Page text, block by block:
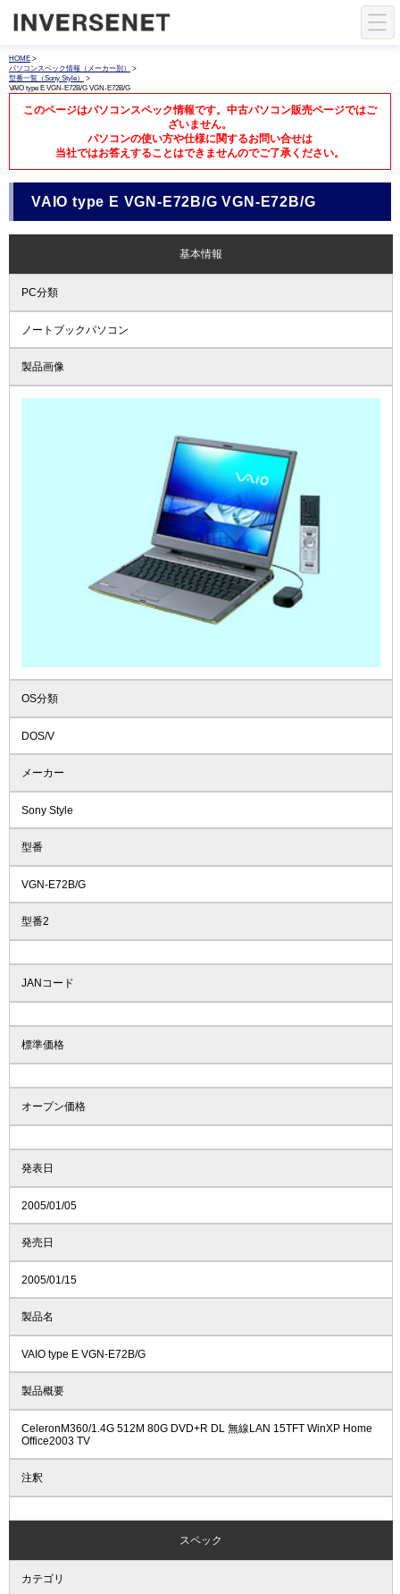
HOME >
パソコンスペック情報（メーカー別）
>
型番一覧（Sony Style）
>
VAIO type E VGN-E72B/G VGN-E72B/G
このページはパソコンスペック情報です。中古パソコン販売ページではご
ざいません。
パソコンの使い方や仕様に関するお問い合せは
当社ではお答えすることはできませんのでご了承ください。
VAIO type E VGN-E72B/G VGN-E72B/G
基本情報
PC分類
ノートブックパソコン
製品画像
OS分類
DOS/V
メーカー
Sony Style
型番
VGN-E72B/G
型番2
JANコード
標準価格
オープン価格
発表日
2005/01/05
発売日
2005/01/15
製品名
VAIO type E VGN-E72B/G
製品概要
CeleronM360/1.4G 512M 80G DVD+R DL 無線LAN 15TFT WinXP Home
Office2003 TV
注釈
スペック
カテゴリ